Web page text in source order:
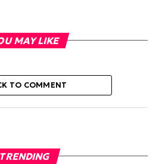
MAY LIKE
TO COMMENT
TRENDING